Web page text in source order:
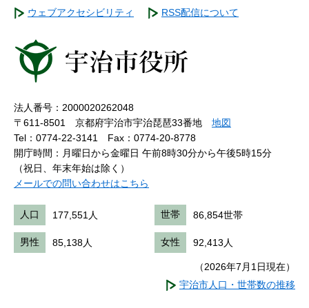
ウェブアクセシビリティ RSS配信について
法人番号：2000020262048
〒611-8501 京都府宇治市宇治琵琶33番地 地図
Tel：0774-22-3141
Fax：0774-20-8778
開庁時間：月曜日から金曜日 午前8時30分から午後5時15分
（祝日、年末年始は除く）
メールでの問い合わせはこちら
人口 177,551人 世帯 86,854世帯
男性 85,138人 女性 92,413人
（2026年7月1日現在）
宇治市人口・世帯数の推移